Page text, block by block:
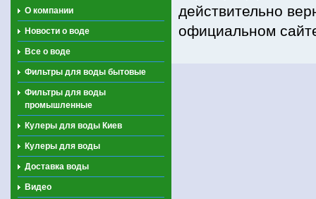
О компании
Новости о воде
Все о воде
Фильтры для воды бытовые
Фильтры для воды
промышленные
Кулеры для воды Киев
Кулеры для воды
Доставка воды
Видео
действительно
официальном